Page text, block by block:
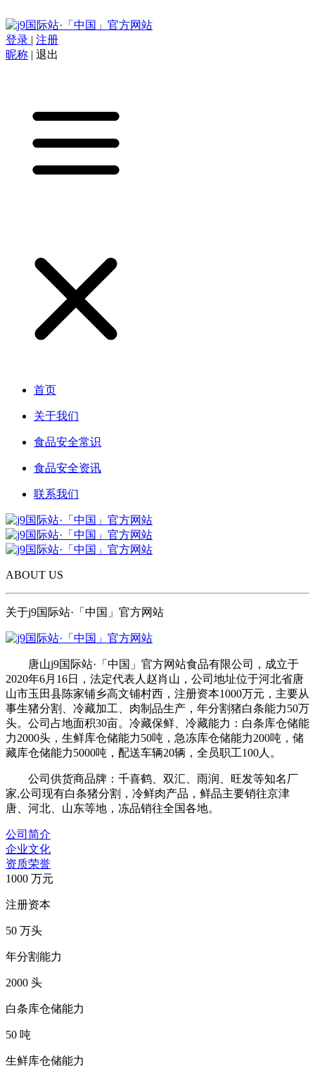
登录 | 注册
昵称 | 退出
首页
关于我们
食品安全常识
食品安全资讯
联系我们
ABOUT US
关于j9国际站·「中国」官方网站
唐山j9国际站·「中国」官方网站食品有限公司，成立于
2020年6月16日，法定代表人赵肖山，公司地址位于河北省唐
山市玉田县陈家铺乡高文铺村西，注册资本1000万元，主要从
事生猪分割、冷藏加工、肉制品生产，年分割猪白条能力50万
头。公司占地面积30亩。冷藏保鲜、冷藏能力：白条库仓储能
力2000头，生鲜库仓储能力50吨，急冻库仓储能力200吨，储
藏库仓储能力5000吨，配送车辆20辆，全员职工100人。
公司供货商品牌：千喜鹤、双汇、雨润、旺发等知名厂
家,公司现有白条猪分割，冷鲜肉产品，鲜品主要销往京津
唐、河北、山东等地，冻品销往全国各地。
公司简介
企业文化
资质荣誉
1000 万元
注册资本
50 万头
年分割能力
2000 头
白条库仓储能力
50 吨
生鲜库仓储能力